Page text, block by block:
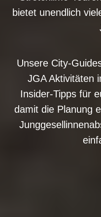
bietet unendlich
Unsere City-
JGA Aktivitäten
Insider-Tipps für
damit die Planung